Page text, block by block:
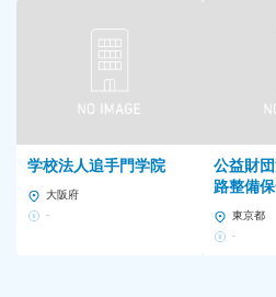
＜以下いずれかのシフトで勤務＞
■8：30～17：30
■9：00～18：00
■平均残業時間
15時間
～20時間
学校法人追手門学院
大阪府
-
公益財
路整備
東京都
-